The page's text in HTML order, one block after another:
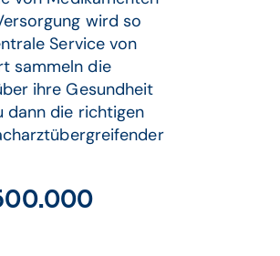
wird so
Service von
sammeln die
ihre Gesundheit
dann die richtigen